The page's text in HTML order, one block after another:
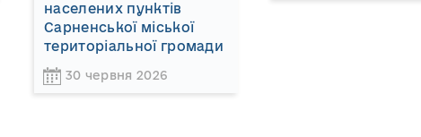
населених пунктів
Сарненської міської
територіальної громади
30 червня 2026